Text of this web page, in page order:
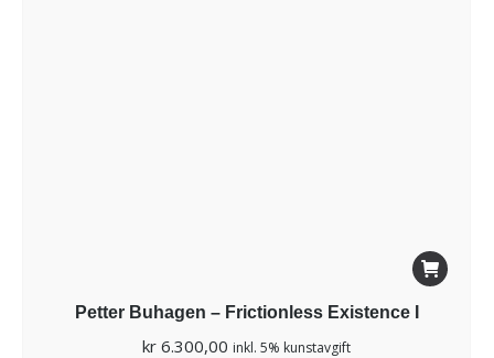
Petter Buhagen – Frictionless Existence I
kr 6.300,00 inkl. 5% kunstavgift